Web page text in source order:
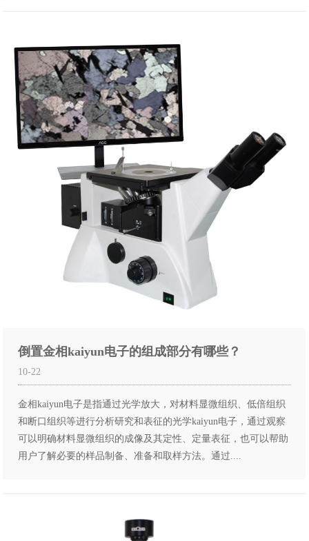
倒置金相kaiyun电子的组成部分有哪些？
10-22
金相kaiyun电子是指通过光学放大，对材料显微组织、低倍组织
和断口组织等进行分析研究和表征的光学kaiyun电子，通过观察
可以明确材料显微组织的成像及其定性、定量表征，也可以帮助
用户了解必要的样品制备、准备和取样方法。通过....